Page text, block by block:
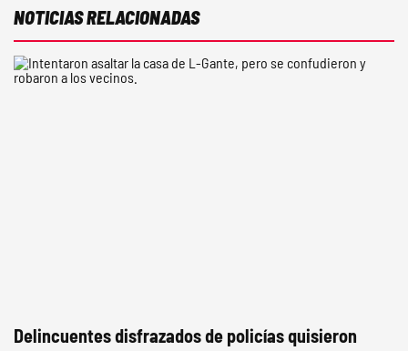
NOTICIAS RELACIONADAS
Delincuentes disfrazados de policías quisieron